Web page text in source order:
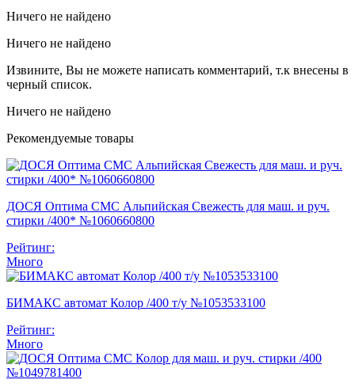
Ничего не найдено
Ничего не найдено
Извините, Вы не можете написать комментарий, т.к внесены в
черный список.
Ничего не найдено
Рекомендуемые товары
ДОСЯ Оптима СМС Альпийская Свежесть для маш. и руч.
стирки /400* №1060660800
Рейтинг:
Много
БИМАКС автомат Колор /400 т/у №1053533100
Рейтинг:
Много